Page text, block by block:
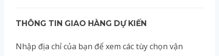
THÔNG TIN GIAO HÀNG DỰ KIẾN
Nhập địa chỉ của bạn để xem các tùy chọn vận